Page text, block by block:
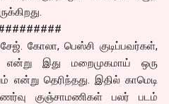
கோலா, பெஸ்சி குடிப்பவர்கள்,
என்று இது மறைமுகமாய் ஒரு
தெரிந்தது. இதில் காமெடி
குஞ்சாமணிகள் பலர் படம்